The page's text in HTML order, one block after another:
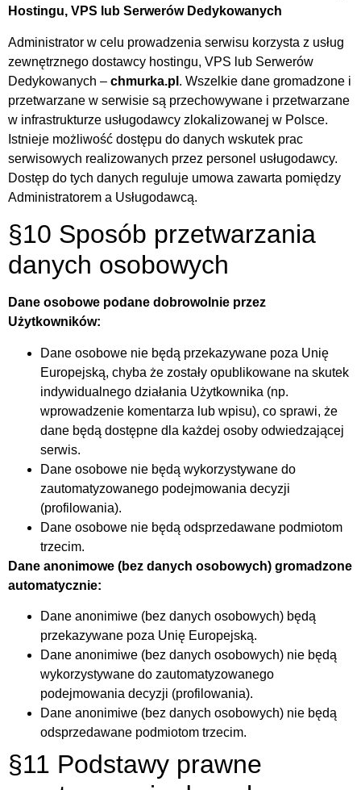
Hostingu, VPS lub Serwerów Dedykowanych
Administrator w celu prowadzenia serwisu korzysta z usług
zewnętrznego dostawcy hostingu, VPS lub Serwerów
Dedykowanych – chmurka.pl . Wszelkie dane gromadzone i
przetwarzane w serwisie są przechowywane i przetwarzane
w infrastrukturze usługodawcy zlokalizowanej w Polsce.
Istnieje możliwość dostępu do danych wskutek prac
serwisowych realizowanych przez personel usługodawcy.
Dostęp do tych danych reguluje umowa zawarta pomiędzy
Administratorem a Usługodawcą.
§10 Sposób przetwarzania
danych osobowych
Dane osobowe podane dobrowolnie przez
Użytkowników:
Dane osobowe nie będą przekazywane poza Unię
Europejską, chyba że zostały opublikowane na skutek
indywidualnego działania Użytkownika (np.
wprowadzenie komentarza lub wpisu), co sprawi, że
dane będą dostępne dla każdej osoby odwiedzającej
serwis.
Dane osobowe nie będą wykorzystywane do
zautomatyzowanego podejmowania decyzji
(profilowania).
Dane osobowe nie będą odsprzedawane podmiotom
trzecim.
Dane anonimowe (bez danych osobowych) gromadzone
automatycznie:
Dane anonimiwe (bez danych osobowych) będą
przekazywane poza Unię Europejską.
Dane anonimiwe (bez danych osobowych) nie będą
wykorzystywane do zautomatyzowanego
podejmowania decyzji (profilowania).
Dane anonimiwe (bez danych osobowych) nie będą
odsprzedawane podmiotom trzecim.
§11 Podstawy prawne